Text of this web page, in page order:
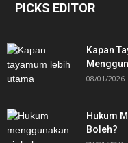
PICKS EDITOR
Kapan
08/01/2026
Hukum
Boleh?